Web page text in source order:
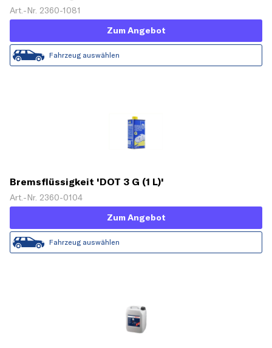
Art.-Nr. 2360-1081
Zum Angebot
Fahrzeug auswählen
Bremsflüssigkeit 'DOT 3 G (1 L)'
Art.-Nr. 2360-0104
Zum Angebot
Fahrzeug auswählen